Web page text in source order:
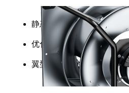
静态效率更高
优化的叶缘设计，可实现更
翼型叶片设计，大幅提升运